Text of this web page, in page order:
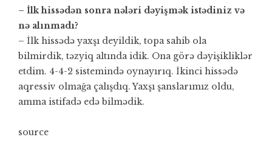
– İlk hissədən sonra nələri dəyişmək istədiniz və
nə alınmadı?
– İlk hissədə yaxşı deyildik, topa sahib ola
bilmirdik, təzyiq altında idik. Ona görə dəyişikliklər
etdim. 4-4-2 sistemində oynayırıq. İkinci hissədə
aqressiv olmağa çalışdıq. Yaxşı şanslarımız oldu,
amma istifadə edə bilmədik.
source